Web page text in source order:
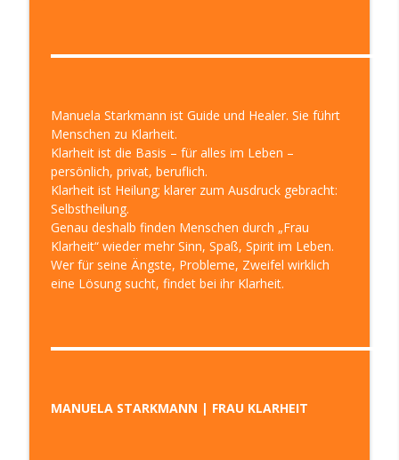
▬▬▬▬▬▬▬▬▬▬▬▬▬▬▬▬▬▬▬▬▬▬▬▬▬▬▬▬
Manuela Starkmann ist Guide und Healer. Sie führt
Menschen zu Klarheit.
Klarheit ist die Basis – für alles im Leben –
persönlich, privat, beruflich.
Klarheit ist Heilung; klarer zum Ausdruck gebracht:
Selbstheilung.
Genau deshalb finden Menschen durch „Frau
Klarheit“ wieder mehr Sinn, Spaß, Spirit im Leben.
Wer für seine Ängste, Probleme, Zweifel wirklich
eine Lösung sucht, findet bei ihr Klarheit.
▬▬▬▬▬▬▬▬▬▬▬▬▬▬▬▬▬▬▬▬▬▬▬▬▬▬▬▬
MANUELA STARKMANN | FRAU KLARHEIT